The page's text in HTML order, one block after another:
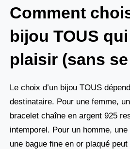
Comment
bijou TOUS
plaisir (sans
Le choix d’un bijou TOUS
destinataire. Pour une femme,
bracelet chaîne en argent 925
intemporel. Pour un homme,
une bague fine en or plaqué